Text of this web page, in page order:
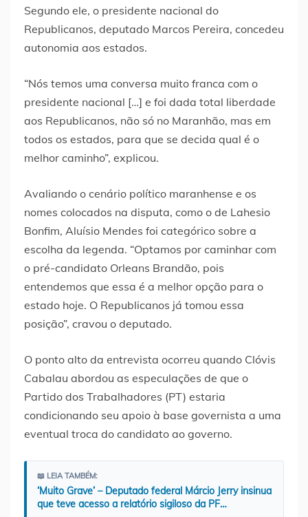
Segundo ele, o presidente nacional do
Republicanos, deputado Marcos Pereira, concedeu
autonomia aos estados.
“Nós temos uma conversa muito franca com o
presidente nacional […] e foi dada total liberdade
aos Republicanos, não só no Maranhão, mas em
todos os estados, para que se decida qual é o
melhor caminho”, explicou.
Avaliando o cenário político maranhense e os
nomes colocados na disputa, como o de Lahesio
Bonfim, Aluísio Mendes foi categórico sobre a
escolha da legenda. “Optamos por caminhar com
o pré-candidato Orleans Brandão, pois
entendemos que essa é a melhor opção para o
estado hoje. O Republicanos já tomou essa
posição”, cravou o deputado.
O ponto alto da entrevista ocorreu quando Clóvis
Cabalau abordou as especulações de que o
Partido dos Trabalhadores (PT) estaria
condicionando seu apoio à base governista a uma
eventual troca do candidato ao governo.
📖 LEIA TAMBÉM:
‘Muito Grave’ – Deputado federal Márcio Jerry insinua
que teve acesso a relatório sigiloso da PF…